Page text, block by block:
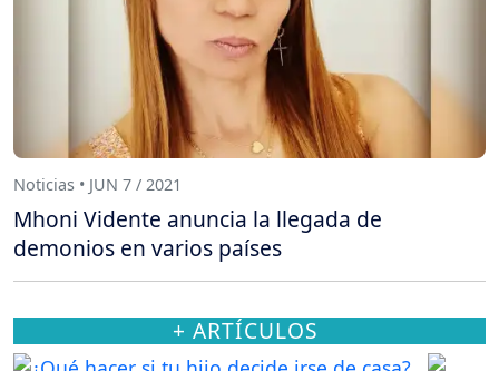
Noticias • JUN 7 / 2021
Mhoni Vidente anuncia la llegada de
demonios en varios países
+ ARTÍCULOS